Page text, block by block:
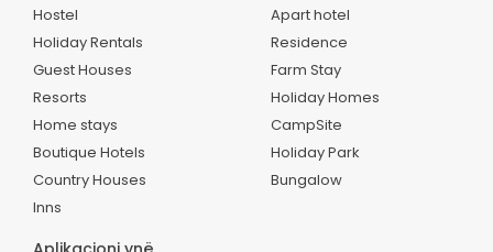
Hostel
Holiday Rentals
Guest Houses
Resorts
Home stays
Boutique Hotels
Country Houses
Inns
Apart hotel
Residence
Farm Stay
Holiday Homes
CampSite
Holiday Park
Bungalow